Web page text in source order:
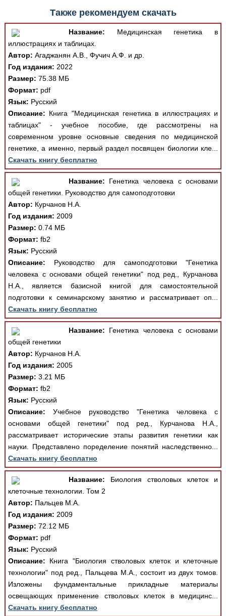
Также рекомендуем скачать
Название: Медицинская генетика в
иллюстрациях и таблицах.
Автор: Агаджанян А.В., Фучич А.Ф. и др.
Год издания: 2022
Размер: 75.38 МБ
Формат: pdf
Язык: Русский
Описание: Книга "Медицинская генетика в иллюстрациях и
таблицах" - учебное пособие, где рассмотрены на
современном уровне основные сведения по медицинской
генетике, а именно, первый раздел посвящен биологии кле...
Скачать книгу бесплатно
Название: Генетика человека с основами
общей генетики. Руководство для самоподготовки
Автор: Курчанов Н.А.
Год издания: 2009
Размер: 0.74 МБ
Формат: fb2
Язык: Русский
Описание: Руководство для самоподготовки "Генетика
человека с основами общей генетики" под ред., Курчанова
Н.А., является базисной книгой для самостоятельной
подготовки к семинарскому занятию и рассматривает оп...
Скачать книгу бесплатно
Название: Генетика человека с основами
общей генетики
Автор: Курчанов Н.А.
Год издания: 2005
Размер: 3.21 МБ
Формат: fb2
Язык: Русский
Описание: Учебное руководство "Генетика человека с
основами общей генетики" под ред., Курчанова Н.А.,
рассматривает исторические этапы развития генетики как
науки. Представлено поределение понятий наследственно...
Скачать книгу бесплатно
Название: Биология стволовых клеток и
клеточные технологии. Том 2
Автор: Пальцев М.А.
Год издания: 2009
Размер: 72.12 МБ
Формат: pdf
Язык: Русский
Описание: Книга "Биология стволовых клеток и клеточные
технологии" под ред., Пальцева М.А., состоит из двух томов.
Изложены фундаментальные прикладные материалы
освещающих применение стволовых клеток в медицинс...
Скачать книгу бесплатно